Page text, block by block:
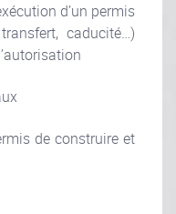
d’un permis
caducité…)
de construire et